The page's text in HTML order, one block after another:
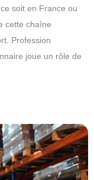
soit en France ou
cette chaîne
Profession
joue un rôle de